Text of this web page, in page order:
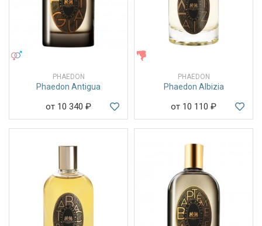
PHAEDON
Phaedon Antigua
от 10 340 ₽
PHAEDON
Phaedon Albizia
от 10 110 ₽